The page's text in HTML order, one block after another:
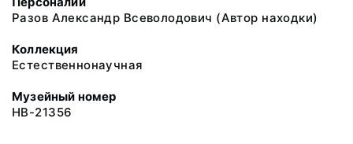
Разов Александр Всеволодович (Автор находки)
Коллекция
Естественнонаучная
Музейный номер
НВ-21356